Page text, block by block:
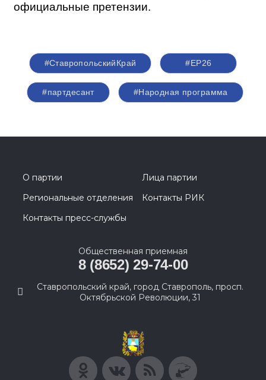
официальные претензии.
#СтавропольскийКрай #ЕР26
#партдесант #Народная программа
О партии
Лица партии
Региональные отделения
Контакты РИК
Контакты пресс-службы
Общественная приемная
8 (8652) 29-74-00
Ставропольский край, город Ставрополь, просп.
Октябрьской Революции, 31